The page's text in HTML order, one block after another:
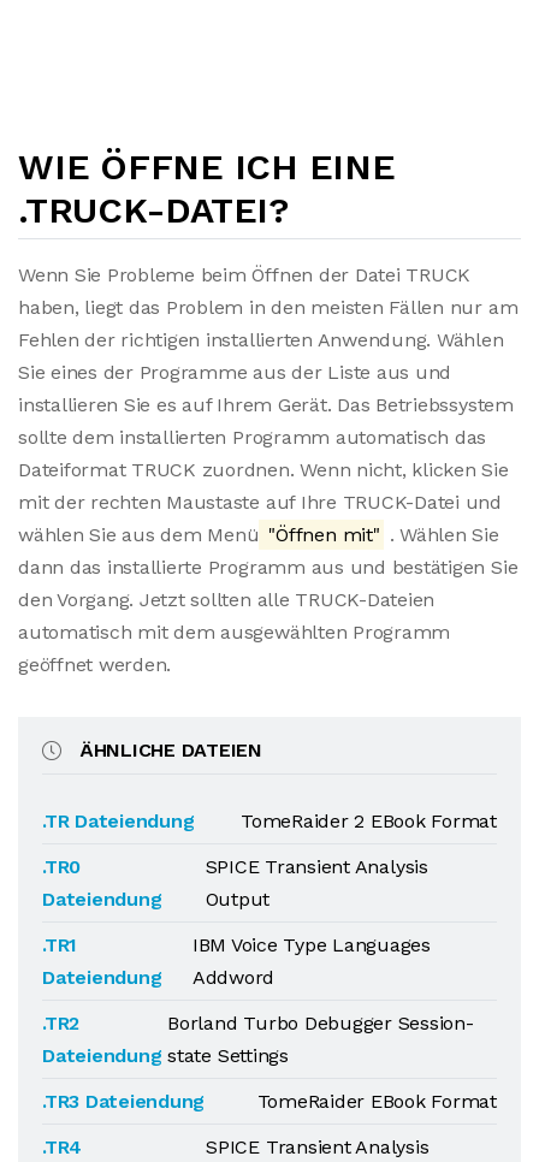
WIE ÖFFNE ICH EINE
.TRUCK-DATEI?
Wenn Sie Probleme beim Öffnen der Datei TRUCK
haben, liegt das Problem in den meisten Fällen nur am
Fehlen der richtigen installierten Anwendung. Wählen
Sie eines der Programme aus der Liste aus und
installieren Sie es auf Ihrem Gerät. Das Betriebssystem
sollte dem installierten Programm automatisch das
Dateiformat TRUCK zuordnen. Wenn nicht, klicken Sie
mit der rechten Maustaste auf Ihre TRUCK-Datei und
wählen Sie aus dem Menü "Öffnen mit" . Wählen Sie
dann das installierte Programm aus und bestätigen Sie
den Vorgang. Jetzt sollten alle TRUCK-Dateien
automatisch mit dem ausgewählten Programm
geöffnet werden.
ÄHNLICHE DATEIEN
.TR Dateiendung
TomeRaider 2 EBook Format
.TR0
Dateiendung
SPICE Transient Analysis
Output
.TR1
Dateiendung
IBM Voice Type Languages
Addword
.TR2
Dateiendung
Borland Turbo Debugger Session-
state Settings
.TR3 Dateiendung
TomeRaider EBook Format
.TR4
SPICE Transient Analysis